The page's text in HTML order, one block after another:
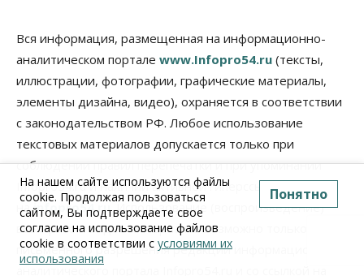
Вся информация, размещенная на информационно-
аналитическом портале www.Infopro54.ru (тексты,
иллюстрации, фотографии, графические материалы,
элементы дизайна, видео), охраняется в соответствии
с законодательством РФ. Любое использование
текстовых материалов допускается только при
соблюдении правил перепечатки и при упоминании
Infopro54.ru и наличии активной гиперссылки
наinfopro54.ru. Использование (воспроизведение)
всех фото и видео-материалов возможно только с
письменного разрешения редакции информационно-
На нашем сайте используются файлы
cookie. Продолжая пользоваться
сайтом, Вы подтверждаете свое
согласие на использование файлов
cookie в соответствии с условиями их
использования
Понятно